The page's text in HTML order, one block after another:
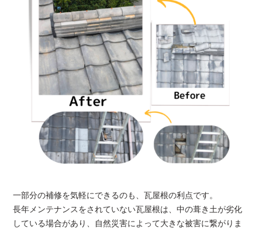
一部分の補修を気軽にできるのも、瓦屋根の利点です。
長年メンテナンスをされていない瓦屋根は、中の葺き土が劣化
している場合があり、自然災害によって大きな被害に繋がりま